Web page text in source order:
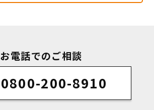
お電話でのご相談
0800-200-8910